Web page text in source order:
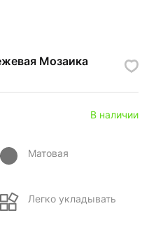
Мозаика
В наличии
Матовая
Легко укладывать